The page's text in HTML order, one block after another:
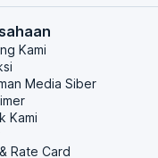
Kami
Media Siber
Kami
Rate Card